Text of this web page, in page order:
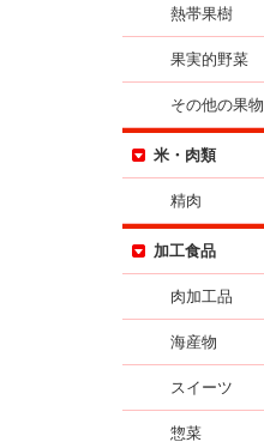
熱帯果樹
果実的野菜
その他の果物
米・肉類
精肉
加工食品
肉加工品
海産物
スイーツ
惣菜